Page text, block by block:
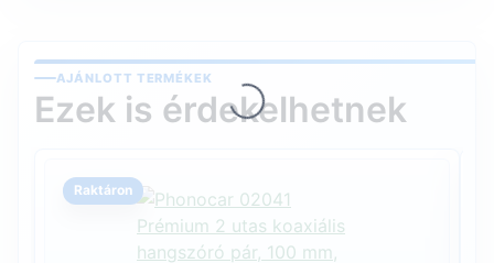
AJÁNLOTT TERMÉKEK
Ezek is érdekelhetnek
Raktáron
Loading...